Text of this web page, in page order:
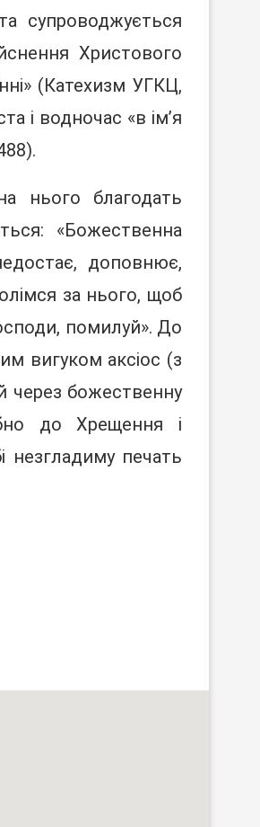
супроводжується
Христового
(Катехизм УГКЦ,
і водночас «в ім’я
нього благодать
«Божественна
доповнює,
за нього, щоб
помилуй». До
вигуком аксіос (з
через божественну
до Хрещення і
печать